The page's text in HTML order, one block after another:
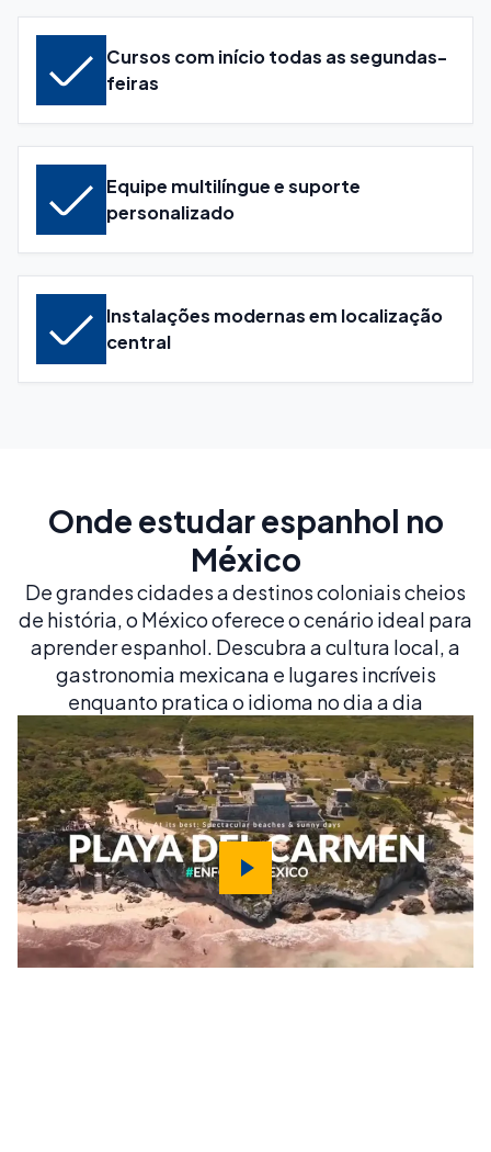
Cursos com início todas as segundas-
feiras
Equipe multilíngue e suporte
personalizado
Instalações modernas em localização
central
Onde estudar espanhol no
México
De grandes cidades a destinos coloniais cheios
de história, o México oferece o cenário ideal para
aprender espanhol. Descubra a cultura local, a
gastronomia mexicana e lugares incríveis
enquanto pratica o idioma no dia a dia